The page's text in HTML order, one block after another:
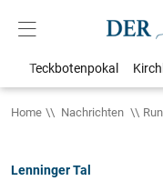
Teckbotenpokal
Home Nachrichten
Lenninger Tal